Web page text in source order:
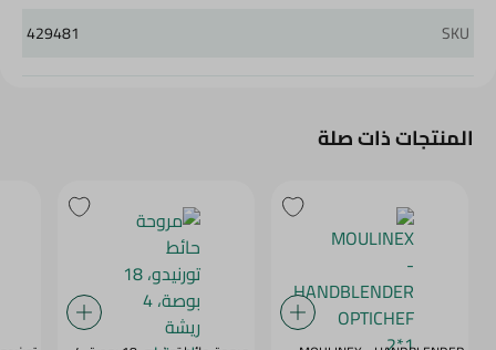
SKU
429481
المنتجات ذات صلة